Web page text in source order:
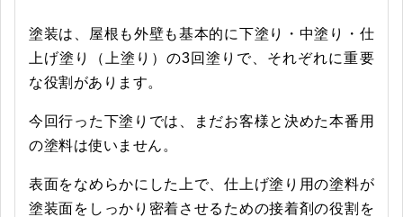
塗装は、屋根も外壁も基本的に下塗り・中塗り・仕
上げ塗り（上塗り）の3回塗りで、それぞれに重要
な役割があります。
今回行った下塗りでは、まだお客様と決めた本番用
の塗料は使いません。
表面をなめらかにした上で、仕上げ塗り用の塗料が
塗装面をしっかり密着させるための接着剤の役割を